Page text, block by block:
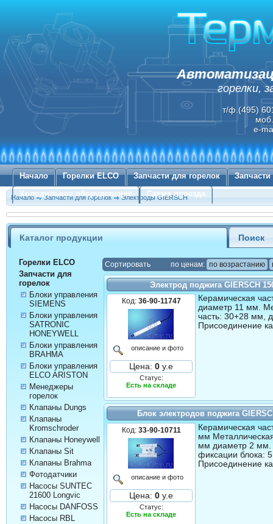
горелки,
т/ф.(495)
e-
Начало Горелки ELCO Запчасти для горелок
Холодильное оборудование
Схема проезда
Начало Запчасти для горелок Электроды GIERSCH
Каталог продукции Поиск
Горелки ELCO
Запчасти для
горелок
Блоки управления
SIEMENS
Блоки управления
SATRONIC
HONEYWELL
Блоки управления
BRAHMA
Блоки управления
ELCO ARISTON
Менеджеры
горелок
Клапаны Dungs
Клапаны
Kromschroder
Клапаны Honeywell
Клапаны Sit
Клапаны Brahma
Фотодатчики
Насосы SUNTEC
21600 Longvic
Насосы DANFOSS
Насосы RBL
Cортировать по ценам: по возрастанию
Электрод поджига GIERSCH
Код: 36-90-11747
описание и фото
Цена: 0 у.е
Статус:
Есть на складе
Керамическая
диаметр 11 мм.
часть: 30+28 мм,
Присоединение
Блок электродов поджига
Код: 33-90-10711
описание и фото
Цена: 0 у.е
Статус:
Есть на складе
Керамическая
мм
мм диаметр 2 мм.
фиксации блока:
Присоединение